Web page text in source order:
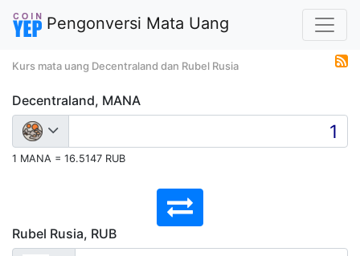
Pengonversi Mata Uang
Kurs mata uang Decentraland dan Rubel Rusia
Decentraland, MANA
1 MANA = 16.5147 RUB
Rubel Rusia, RUB